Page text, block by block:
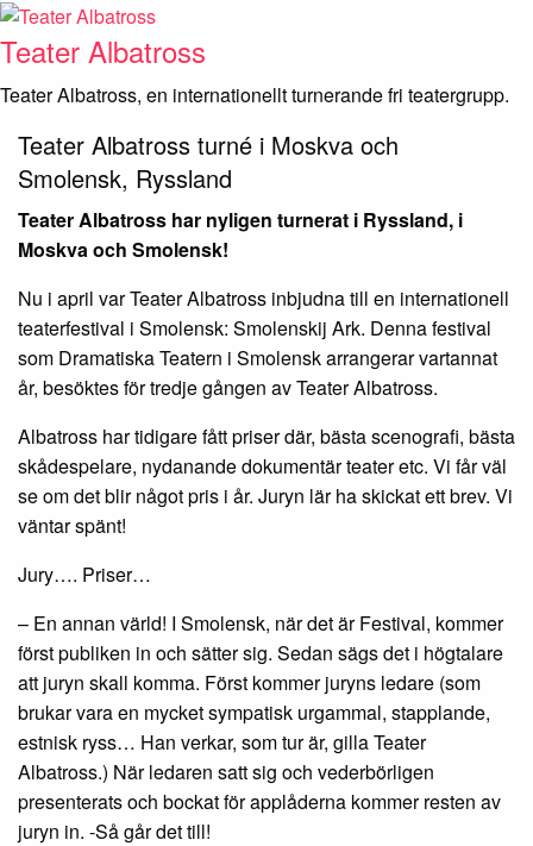
Skip
to
content
Teater Albatross
Teater Albatross, en internationellt turnerande fri teatergrupp.
Teater Albatross turné i Moskva och
Smolensk, Ryssland
Teater Albatross har nyligen turnerat i Ryssland, i
Moskva och Smolensk!
Nu i april var Teater Albatross inbjudna till en internationell
teaterfestival i Smolensk: Smolenskij Ark. Denna festival
som Dramatiska Teatern i Smolensk arrangerar vartannat
år, besöktes för tredje gången av Teater Albatross.
Albatross har tidigare fått priser där, bästa scenografi, bästa
skådespelare, nydanande dokumentär teater etc. Vi får väl
se om det blir något pris i år. Juryn lär ha skickat ett brev. Vi
väntar spänt!
Jury…. Priser…
– En annan värld! I Smolensk, när det är Festival, kommer
först publiken in och sätter sig. Sedan sägs det i högtalare
att juryn skall komma. Först kommer juryns ledare (som
brukar vara en mycket sympatisk urgammal, stapplande,
estnisk ryss… Han verkar, som tur är, gilla Teater
Albatross.) När ledaren satt sig och vederbörligen
presenterats och bockat för applåderna kommer resten av
juryn in. -Så går det till!